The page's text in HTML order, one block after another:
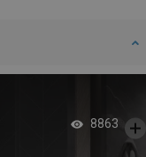
8863